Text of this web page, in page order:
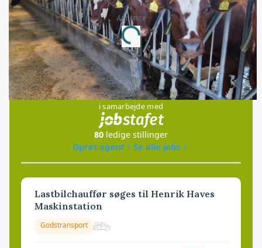
Annonce
Loading...
Jobs
i samarbejde med
80 ledige stillinger
Opret agent
Se alle jobs
Lastbilchauffør søges til Henrik Haves
Maskinstation
Godstransport